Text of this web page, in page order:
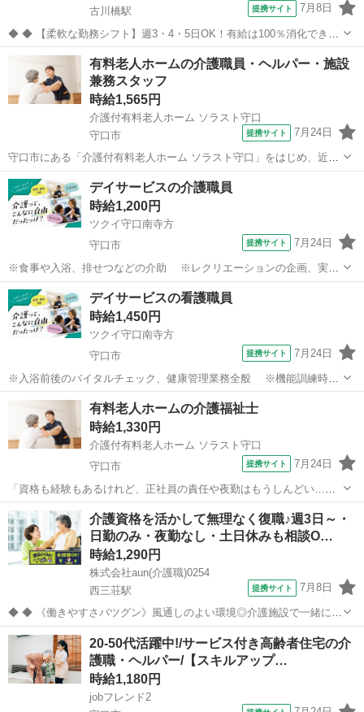
古川橋駅
提携サイト 7月8日
◆ ◆ 【柔軟な勤務シフト】週3・4・5日OK！有給は100％消化できま
す！ お休みは事前申請すれば柔軟に対応します。 自分らしい勤務スタ
イル・長期的に働きたい方必見！ スキルを身につけながら、介護経験
を積むことができま...
大阪 守口市 古川橋駅
有料老人ホームの介護職員・ヘルパー・施設
兼務スタッフ
時給1,565円
介護付有料老人ホーム ソラスト守口
守口市
提携サイト 7月24日
守口市にある「介護付有料老人ホーム ソラスト守口」をはじめ、近隣
のグループホーム・サ高住・ショートステイなど複数介護施設を兼務
する介護スタッフ(パート)求人募集。 ≪ここがポイント♪≫ ★週1～5
日 ライフスタイルに合わせ...
大阪 守口市 介護
デイサービスの介護職員
時給1,200円
ツクイ守口南寺方
守口市
提携サイト 7月24日
※食事や入浴、排せつなどの介助 ※レクリエーションの企画、実施
※他スタッフと連携してのケア業務全般 ※送迎・添乗業務 ※各
種記録業務など ◆従事すべき業務の変更の範囲 なし ◆勤務場所の変
更の範囲 なし ◆有期労...
大阪 介護
デイサービスの看護職員
時給1,450円
ツクイ守口南寺方
守口市
提携サイト 7月24日
※入浴前後のバイタルチェック、健康管理業務全般 ※機能訓練時の
補助業務 ※他スタッフと連携してのケア業務全般 ※各種記録業務
なし ◆有期労働契約を更新...
大阪 守口市 介護
有料老人ホームの介護福祉士
時給1,330円
介護付有料老人ホーム ソラスト守口
守口市
提携サイト 7月24日
「資格も経験もあるけれど、正社員の責任や夜勤はもうしんどい…」
「親のサポートや自分の体調を優先しながら、キャリアを活かした
い」 そんな40代・50代の介護福祉士さん必見!「介護付有料老人ホー
ム ソラスト守口」で介護職パート...
大阪 守口市 介護
介護資格を活かして無理なく復職♪週3日～・
日勤のみ・夜勤なし・土日休みも相談O…
時給1,290円
株式会社aun(介護職)0254
西三荘駅
提携サイト 7月8日
◆ ◆ 《働きやすさバツグン》風通しのよい環境◎介護施設で一緒に働
きませんか？ スタッフのサポート体制やのびのびとした職場環境も魅
力のひとつ！ みんなが働きやすい環境づくりに注力しています。 私た
ちと一緒にお仕事始めませ...
大阪 守口市 西三荘駅 介護
20-50代活躍中!/サービス付き高齢者住宅の介
護職・ヘルパー/【スキルアップ…
時給1,180円
jobフレンド2